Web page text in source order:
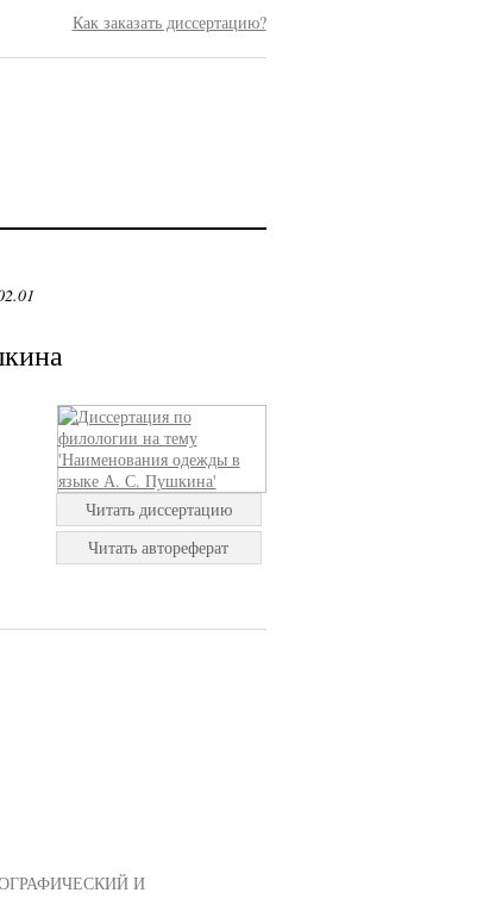
Как заказать диссертацию?
Читать диссертацию
Читать автореферат
И